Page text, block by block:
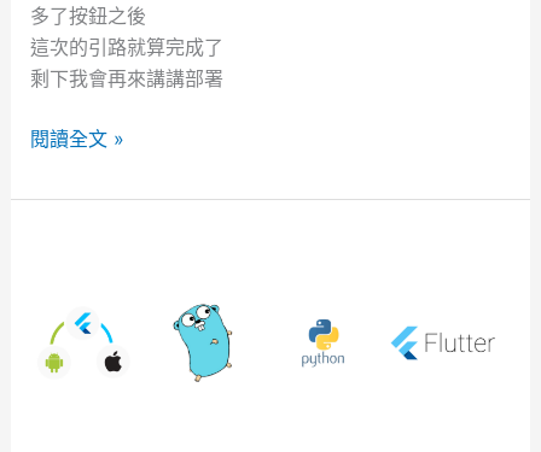
多了按鈕之後
這次的引路就算完成了
剩下我會再來講講部署
2
2
閱讀全文 »